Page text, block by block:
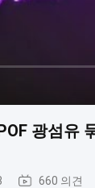
광섬유
660 의견